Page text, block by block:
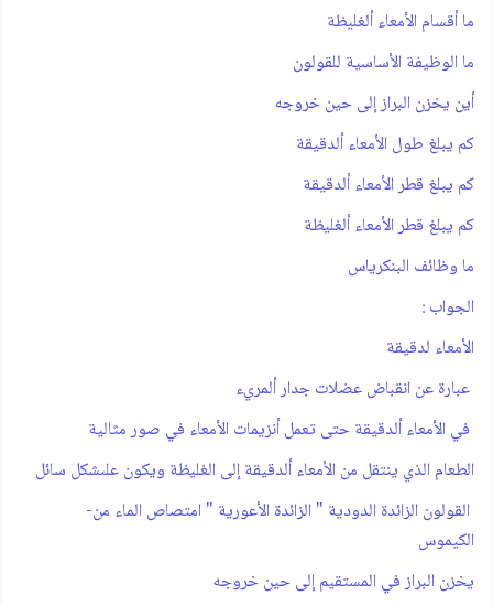
‫ما أقسام الأمعاء ألغليظة
‫ما الوظيفة الأساسية للقولون
‫أين يخزن البراز إلى حين خروجه
‫كم يبلغ طول الأمعاء ألدقيقة
‫كم يبلغ قطر الأمعاء ألدقيقة
‫كم يبلغ قطر الأمعاء ألغليظة
‫ما وظائف البنكرياس
الجواب :
الأمعاء لدقيقة‫
‫ عبارة عن انقباض عضلات جدار ألمريء‫
في الأمعاء ألدقيقة‫ حتى تعمل أنزيمات الأمعاء في صور مثالية‫
الطعام الذي ينتقل من الأمعاء ألدقيقة إلى الغليظة ويكون على‫شكل سائل
الكيموس‫
يخزن البراز في المستقيم إلى حين خروجه‫